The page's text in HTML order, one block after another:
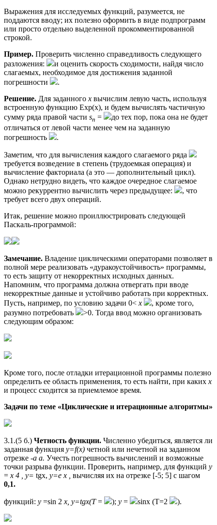
Выражения для исследуемых функций, разумеется, не
поддаются вводу; их полезно оформить в виде подпрограмм
или просто отдельно выделенной прокомментированной
строкой.
Пример. Проверить численно справедливость следующего
разложения:
и оценить скорость сходимости, найдя число
слагаемых, необходимое для достижения заданной
погрешности
.
Решение. Для заданного x вычислим левую часть, используя
встроенную функцию Ехр(х), и будем вычислять частичную
сумму ряда правой части sn =
до тех пор, пока она не будет
отличаться от левой части менее чем на заданную
погрешность
.
Заметим, что для вычисления каждого слагаемого ряда
требуется возведение в степень (трудоемкая операция) и
вычисление факториала (а это — дополнительный цикл).
Однако нетрудно видеть, что каждое очередное слагаемое
можно рекуррентно вычислить через предыдущее:
, что
требует всего двух операций.
Итак, решение можно проиллюстрировать следующей
Паскаль-программой:
Замечание. Владение циклическими операторами позволяет в
полной мере реализовать «дуракоустойчивость» программы,
то есть защиту от некорректных исходных данных.
Напомним, что программа должна отвергать при вводе
некорректные данные и устойчиво работать при корректных.
Пусть, например, по условию задачи 0< x
, кроме того,
разумно потребовать
>0. Тогда ввод можно организовать
следующим образом:
Кроме того, после отладки итерационной программы полезно
определить ее область применения, то есть найти, при каких x
и процесс сходится за приемлемое время.
Задачи по теме «Циклические и итерационные алгоритмы»
3.1.(5 б.) Четность функции. Численно убедиться, является ли
заданная функция y=f(x) четной или нечетной на заданном
отрезке -а а. Учесть погрешность вычислений и возможные
точки разрыва функции. Проверить, например, для функций у
= х 4 , у= tgx, у=е х ,
вычисляя их на отрезке [-5; 5] с шагом
0,1.
функций: y =sin 2 x, y=tgx(Т= ); у = sinx (T=2 ).